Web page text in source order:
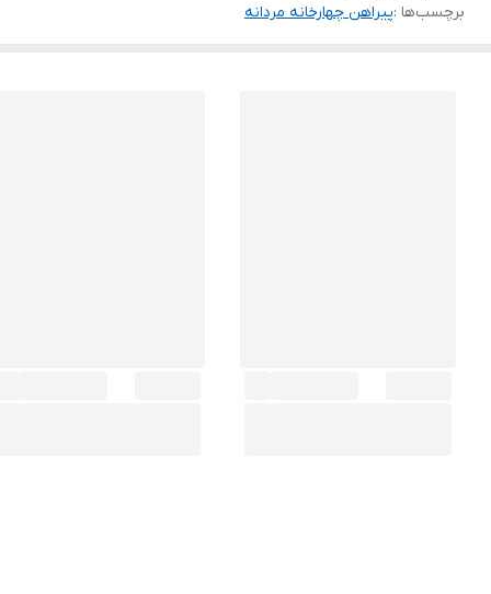
برچسب‌ها :پیراهن چهارخانه مردانه